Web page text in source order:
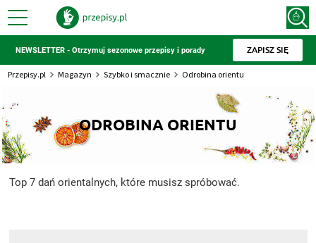
NEWSLETTER - Otrzymuj sezonowe przepisy i porady ZAPISZ SIĘ
Przepisy.pl Magazyn Szybko i smacznie Odrobina orientu
ODROBINA ORIENTU
Top 7 dań orientalnych, które musisz spróbować.